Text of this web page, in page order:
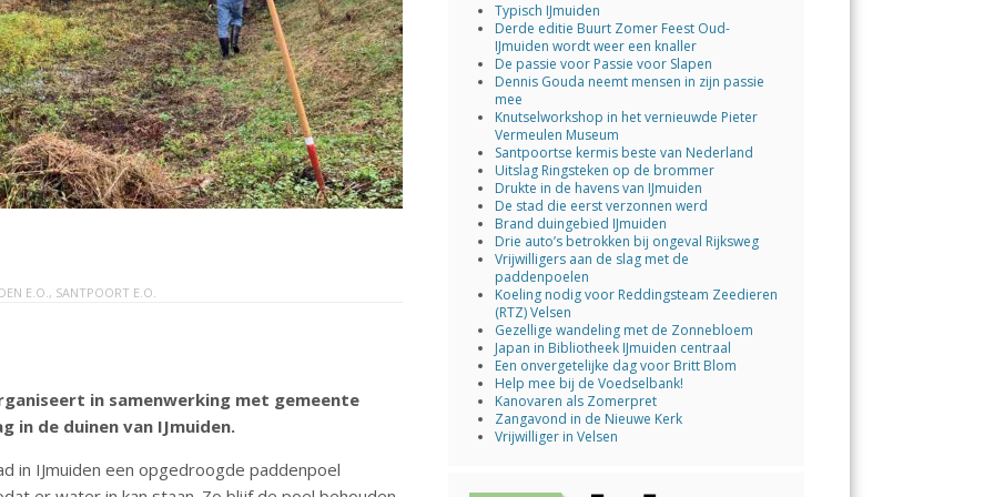
E.O., SANTPOORT E.O.
in samenwerking met gemeente
in de duinen van IJmuiden.
in IJmuiden een opgedroogde paddenpoel
Typisch IJmuiden
Derde editie Buurt Zomer Feest Oud-
IJmuiden wordt weer een knaller
De passie voor Passie voor Slapen
Dennis Gouda neemt mensen in zijn passie
mee
Knutselworkshop in het vernieuwde Pieter
Vermeulen Museum
Santpoortse kermis beste van Nederland
Uitslag Ringsteken op de brommer
Drukte in de havens van IJmuiden
De stad die eerst verzonnen werd
Brand duingebied IJmuiden
Drie auto’s betrokken bij ongeval Rijksweg
Vrijwilligers aan de slag met de
paddenpoelen
Koeling nodig voor Reddingsteam Zeedieren
(RTZ) Velsen
Gezellige wandeling met de Zonnebloem
Japan in Bibliotheek IJmuiden centraal
Een onvergetelijke dag voor Britt Blom
Help mee bij de Voedselbank!
Kanovaren als Zomerpret
Zangavond in de Nieuwe Kerk
Vrijwilliger in Velsen